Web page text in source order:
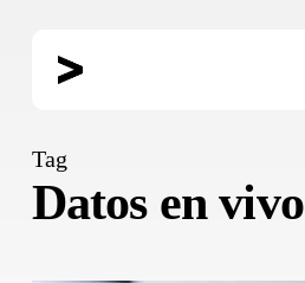
Tag
Datos en vivo